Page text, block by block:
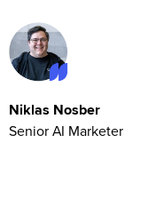
Niklas Nosber
Senior AI Marketer